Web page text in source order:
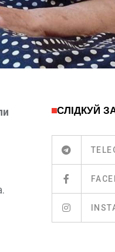
СЛІДКУЙ